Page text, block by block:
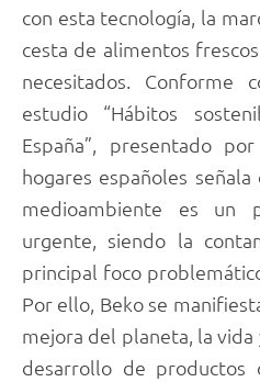
con esta tecnología, la
cesta de alimentos
necesitados. Conforme
estudio “Hábitos
España”, presentado
hogares españoles
medioambiente es un
urgente, siendo la
principal foco
Por ello, Beko se
mejora del planeta, la
desarrollo de productos